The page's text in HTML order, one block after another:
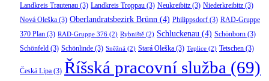
Landkreis Trautenau (3) Landkreis Troppau (3) Neukreibitz (3) Niederkreibitz (3)
Nová Oleška (3) Oberlandratsbezirk Brünn (4) Philippsdorf (3) RAD-Gruppe
370 Plan (3) RAD-Gruppe 376 (2) Rybniště (2) Schluckenau (4) Schönborn (3)
Schönfeld (3) Schönlinde (3) Sněžná (2) Stará Oleška (3) Teplice (2) Tetschen (3)
Česká Lípa (3) Říšská pracovní služba (69)